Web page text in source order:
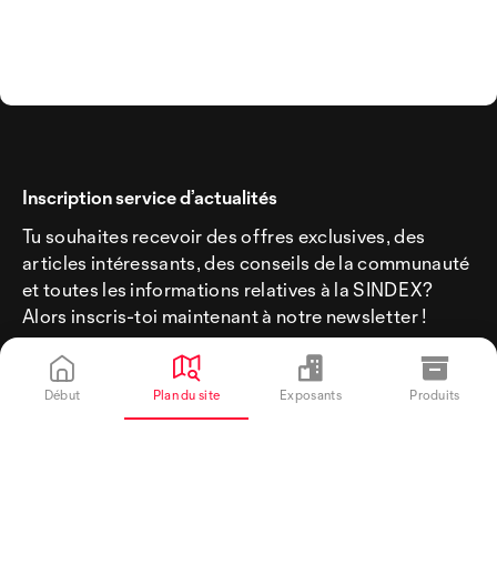
Inscription service d’actualités
Tu souhaites recevoir des offres exclusives, des
articles intéressants, des conseils de la communauté
et toutes les informations relatives à la SINDEX?
Alors inscris-toi maintenant à notre newsletter !
Début Plan du site Exposants Produits